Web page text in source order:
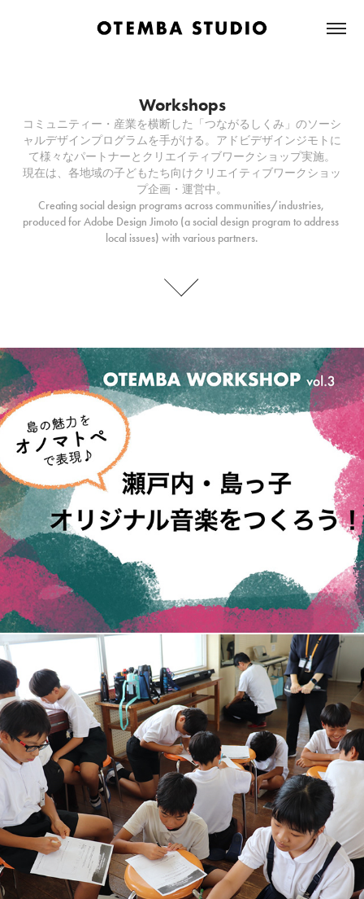
Workshops
コミュニティー・産業を横断した「つながるしくみ」のソーシ
ャルデザインプログラムを手がける。アドビデザインジモトに
て様々なパートナーとクリエイティブワークショップ実施。
現在は、各地域の子どもたち向けクリエイティブワークショッ
プ企画・運営中。
Creating social design programs across communities/industries,
produced for Adobe Design Jimoto (a social design program to address
local issues) with various partners.
Workshops
コミュニティー・産業を横断した「つながるしくみ」のソーシ
ャルデザインプログラムを手がける。アドビデザインジモトに
て様々なパートナーとクリエイティブワークショップ実施。
現在は、各地域の子どもたち向けクリエイティブワークショッ
プ企画・運営中。
Creating social design programs across communities/industries,
produced for Adobe Design Jimoto (a social design program to address
local issues) with various partners.
OTEMBA WORKSHOP vol.3 周防大島開催決定
OTEMBA WORKSHOP 周防大島の島ラップ完成レポート